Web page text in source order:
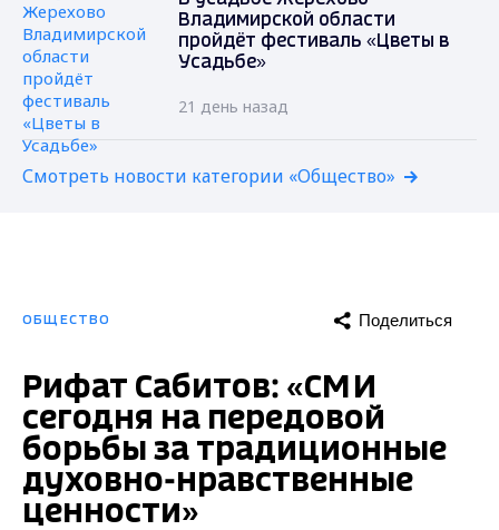
Владимирской области
пройдёт фестиваль «Цветы в
Усадьбе»
21 день назад
Смотреть новости категории «Общество»
ОБЩЕСТВО Поделиться
Рифат Сабитов: «СМИ
сегодня на передовой
борьбы за традиционные
духовно-нравственные
ценности»